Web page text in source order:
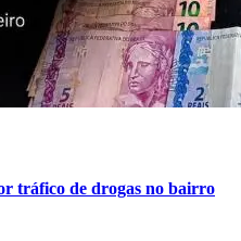
tráfico de drogas no bairro